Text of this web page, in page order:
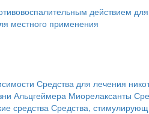
действием
местного применения
Средства для лечения
Альцгеймера Миорелаксанты
средства Средства,